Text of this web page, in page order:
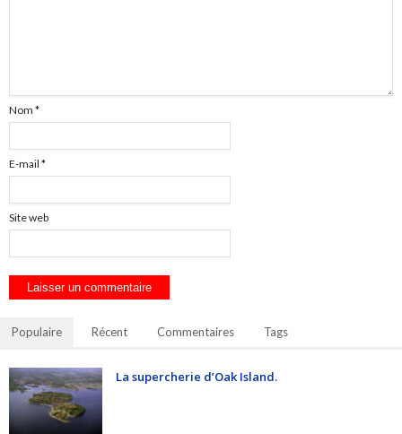
Nom *
E-mail *
Site web
Populaire Récent Commentaires Tags
La supercherie d’Oak Island.